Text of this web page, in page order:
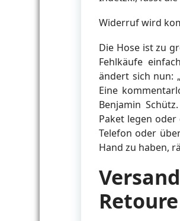
Widerruf wird
Die Hose ist zu
Fehlkäufe
ändert sich nun:
Eine
Benjamin
Paket legen
Telefon oder
Hand zu haben,